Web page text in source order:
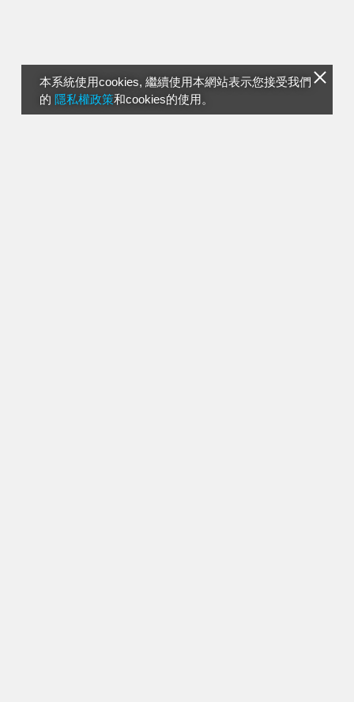
本系統使用cookies, 繼續使用本網站表示您接受我們
的 隱私權政策和cookies的使用。